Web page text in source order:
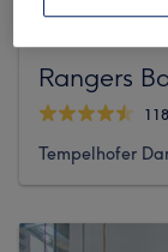
Rangers
Tempelhofer